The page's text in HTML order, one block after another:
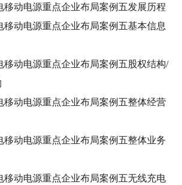
移动电源重点企业布局案例五发展历程
移动电源重点企业布局案例五基本信息
移动电源重点企业布局案例五股权结构/
移动电源重点企业布局案例五整体经营
移动电源重点企业布局案例五整体业务
移动电源重点企业布局案例五无线充电